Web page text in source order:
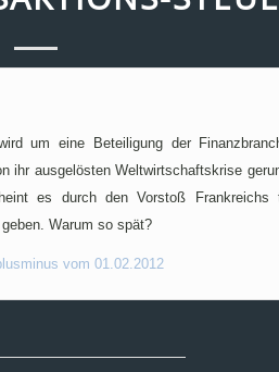
um eine Beteiligung der
ihr ausgelösten Weltwirtschaftskrise
es durch den Vorstoß Frankreichs
Warum so spät?
vom 01.02.2012